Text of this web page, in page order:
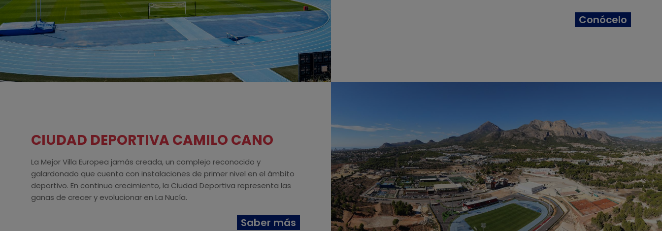
Conócelo
CIUDAD DEPORTIVA CAMILO CANO
La Mejor Villa Europea jamás creada, un complejo reconocido y
galardonado que cuenta con instalaciones de primer nivel en el ámbito
deportivo. En continuo crecimiento, la Ciudad Deportiva representa las
ganas de crecer y evolucionar en La Nucía.
Saber más